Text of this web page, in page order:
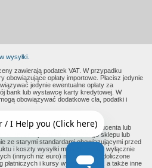
wysyłki.
zawierają podatek VAT. W przypadku
obowiązujące opłaty importowe. Płacisz jedynie
jedynie ewentualne opłaty za
bank lub wystawcę karty kredytowej. W
obowiązywać dodatkowe cła, podatki i
detaliczne podane przez producenta lub
dodania produktu do naszego sklepu lub
ze starymi standardami obowiązującymi przed
i koszty wysyłki mają charakter wyłącznie
(innych niż euro) mogą zostać doliczone
płatniczych i kursy wymiany walut, a także inne